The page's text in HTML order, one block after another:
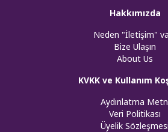
Hakkımızda
Neden "İletişim"
Bize Ulaşın
About Us
KVKK ve Kullanım
Aydınlatma
Veri Politikası
Üyelik Sözleşmesi